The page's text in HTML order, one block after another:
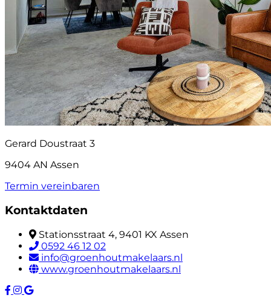
Gerard Doustraat 3
9404 AN Assen
Termin vereinbaren
Kontaktdaten
Stationsstraat 4, 9401 KX Assen
0592 46 12 02
info@groenhoutmakelaars.nl
www.groenhoutmakelaars.nl